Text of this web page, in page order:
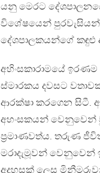
යනු මෙරට
විශේෂයෙන්
දේශපාලකයන්ගේ
අහිංසකාරාමයේ
ස්මාරකය දවසට
ආරක්ෂා කරගෙන සිටී.
අහංසකයන් වෙනුවෙන්
ප‍්‍රමාණවත්ය. තරුණ
මරාදැමූවන් වෙනුවෙන්
අදහසක් ලෙස